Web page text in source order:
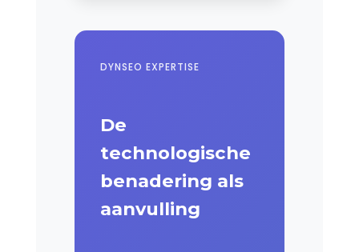
DYNSEO EXPERTISE
De
technologische
benadering als
aanvulling